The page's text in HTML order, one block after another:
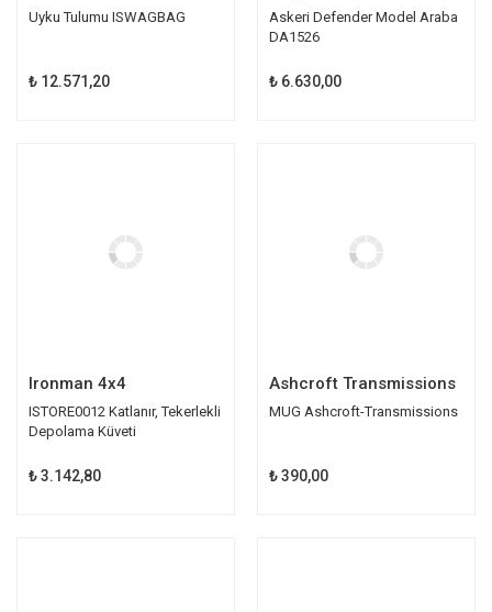
Uyku Tulumu ISWAGBAG
₺ 12.571,20
Askeri Defender Model Araba
DA1526
₺ 6.630,00
Ironman 4x4
ISTORE0012 Katlanır, Tekerlekli
Depolama Küveti
₺ 3.142,80
Ashcroft Transmissions
MUG Ashcroft-Transmissions
₺ 390,00